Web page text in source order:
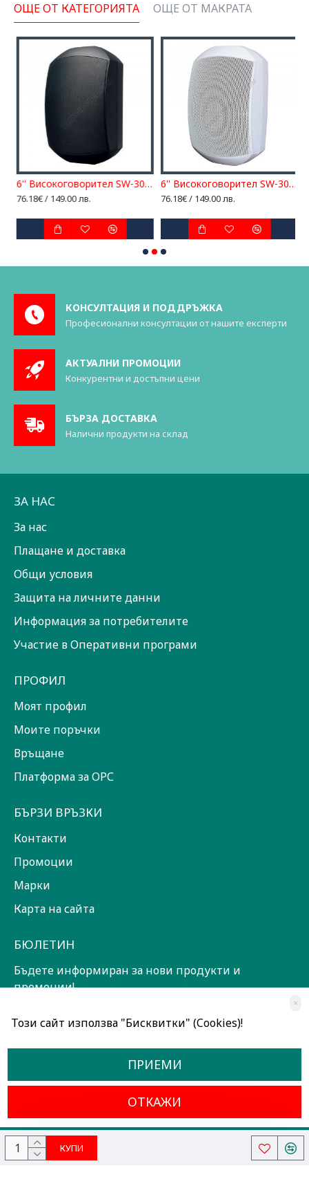
КУПИ
ОЩЕ ОТ КАТЕГОРИЯТА ОЩЕ ОТ МАКРАТА
6'' Високоговорител SW-306B за външен монтаж, ДВУЛЕНТОВ
76.18€ / 149.00 лв.
6'' Високоговорител SW-306W за външен монтаж, ДВУЛЕНТОВ
76.18€ / 149.00 лв.
КОНСУЛТАЦИЯ И ПОДДРЪЖКА
Професионални консултации от нашите експерти
АКТУАЛНИ ПРОМОЦИИ
Конкурентни и достъпни цени
БЪРЗА ДОСТАВКА
Налични продукти на склад
ЗА НАС
За нас
Плащане и доставка
Общи условия
Защита на личните данни
Информация за потребителите
Участие в Оперативни програми
ПРОФИЛ
Моят профил
Моите поръчки
Връщане
Платформа за ОРС
БЪРЗИ ВРЪЗКИ
Контакти
Промоции
Марки
Карта на сайта
БЮЛЕТИН
Бъдете информиран за нови продукти и
промоции!
Прочетох и съм съгласен сОбщи условия
Всички права запазени © 2024, Радославов Мюзик Център
×
Този сайт използва "Бисквитки" (Cookies)!
ПРИЕМИ
ОТКАЖИ